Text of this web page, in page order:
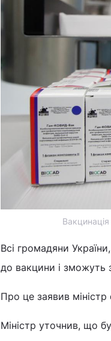
Всі громадяни
до вакцини і
Про це заявив
Міністр уточнив, що